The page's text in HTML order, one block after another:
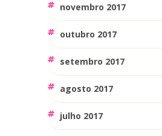
novembro 2017
outubro 2017
setembro 2017
agosto 2017
julho 2017